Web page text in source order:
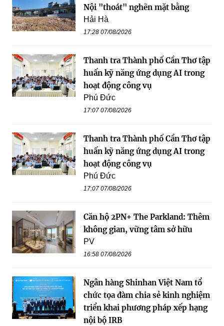
Nội "thoát" nghẽn mặt bằng
Hải Hà
17:28 07/08/2026
Thanh tra Thành phố Cần Thơ tập
huấn kỹ năng ứng dụng AI trong
hoạt động công vụ
Phú Đức
17:07 07/08/2026
Thanh tra Thành phố Cần Thơ tập
huấn kỹ năng ứng dụng AI trong
hoạt động công vụ
Phú Đức
17:07 07/08/2026
Căn hộ 2PN+ The Parkland: Thêm
không gian, vững tâm sở hữu
PV
16:58 07/08/2026
Ngân hàng Shinhan Việt Nam tổ
chức tọa đàm chia sẻ kinh nghiệm
triển khai phương pháp xếp hạng
nội bộ IRB